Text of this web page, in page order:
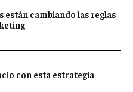
están cambiando las reglas
con esta estrategia